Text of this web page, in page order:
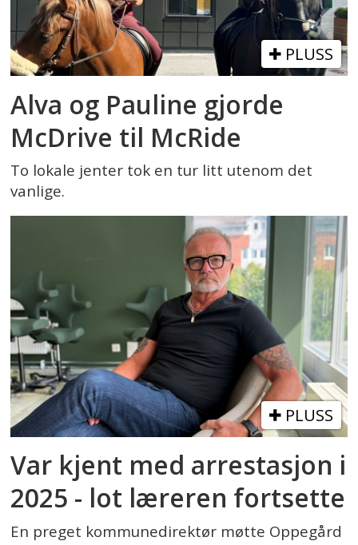
PLUSS
Alva og Pauline gjorde
McDrive til McRide
To lokale jenter tok en tur litt utenom det
vanlige.
PLUSS
Var kjent med arrestasjon i
2025 - lot læreren fortsette
En preget kommunedirektør møtte Oppegård